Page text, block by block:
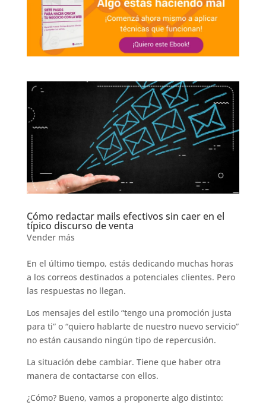
Cómo redactar mails efectivos sin caer en el
típico discurso de venta
Vender más
En el último tiempo, estás dedicando muchas horas
a los correos destinados a potenciales clientes. Pero
las respuestas no llegan.
Los mensajes del estilo “tengo una promoción justa
para ti” o “quiero hablarte de nuestro nuevo servicio”
no están causando ningún tipo de repercusión.
La situación debe cambiar. Tiene que haber otra
manera de contactarse con ellos.
¿Cómo? Bueno, vamos a proponerte algo distinto: